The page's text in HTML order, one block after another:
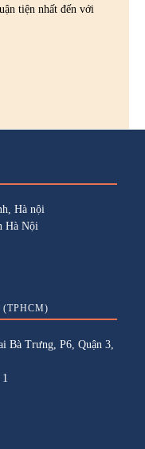
tiện nhất đến với
Hà nội
Hà Nội
Bà Trưng, P6, Quận 3,